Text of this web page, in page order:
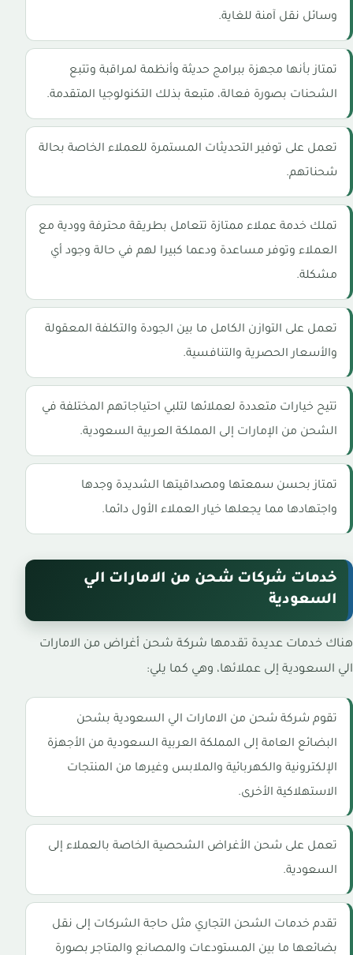
وسائل نقل آمنة للغاية.
تمتاز بأنها مجهزة ببرامج حديثة وأنظمة لمراقبة وتتبع
الشحنات بصورة فعالة، متبعة بذلك التكنولوجيا المتقدمة.
تعمل على توفير التحديثات المستمرة للعملاء الخاصة بحالة
شحناتهم.
تملك خدمة عملاء ممتازة تتعامل بطريقة محترفة وودية مع
العملاء وتوفر مساعدة ودعما كبيرا لهم في حالة وجود أي
مشكلة.
تعمل على التوازن الكامل ما بين الجودة والتكلفة المعقولة
والأسعار الحصرية والتنافسية.
تتيح خيارات متعددة لعملائها لتلبي احتياجاتهم المختلفة في
الشحن من الإمارات إلى المملكة العربية السعودية.
تمتاز بحسن سمعتها ومصداقيتها الشديدة وجدها
واجتهادها مما يجعلها خيار العملاء الأول دائما.
خدمات شركات شحن من الامارات الي
السعودية
هناك خدمات عديدة تقدمها شركة شحن أغراض من الامارات
الي السعودية إلى عملائها، وهي كما يلي:
تقوم شركة شحن من الامارات الي السعودية بشحن
البضائع العامة إلى المملكة العربية السعودية من الأجهزة
الإلكترونية والكهربائية والملابس وغيرها من المنتجات
الاستهلاكية الأخرى.
تعمل على شحن الأغراض الشحصية الخاصة بالعملاء إلى
السعودية.
تقدم خدمات الشحن التجاري مثل حاجة الشركات إلى نقل
بضائعها ما بين المستودعات والمصانع والمتاجر بصورة